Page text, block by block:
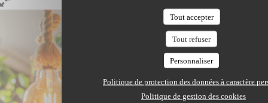
Tout accepter
Tout refuser
Personnaliser
Politique de protection des données à caractère
Politique de gestion des cookies